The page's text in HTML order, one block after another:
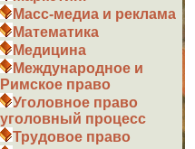
Масс-медиа и реклама
Математика
Медицина
Международное и
Римское право
Уголовное право
уголовный процесс
Трудовое право